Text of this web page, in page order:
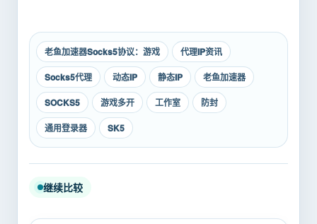
老鱼加速器Socks5协议：游戏
代理IP资讯
Socks5代理
动态IP 静态IP
老鱼加速器
SOCKS5
游戏多开 工作室
防封
通用登录器
SK5
继续比较